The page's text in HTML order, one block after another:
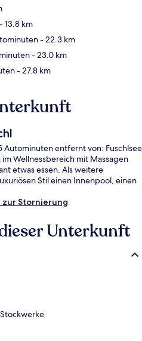
- 13.8 km
- 22.3 km
- 23.0 km
- 27.8 km
Autominuten entfernt von: Fuschlsee
Wellnessbereich mit Massagen
etwas essen. Als weitere
Stil einen Innenpool, einen
zur Stornierung
Unterkunft